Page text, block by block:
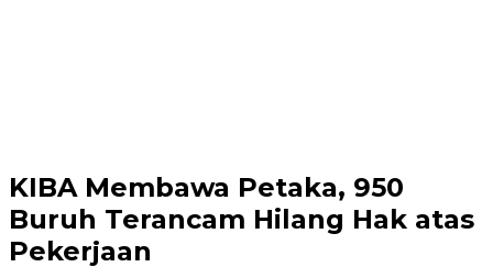
KIBA Membawa Petaka, 950
Buruh Terancam Hilang Hak atas
Pekerjaan